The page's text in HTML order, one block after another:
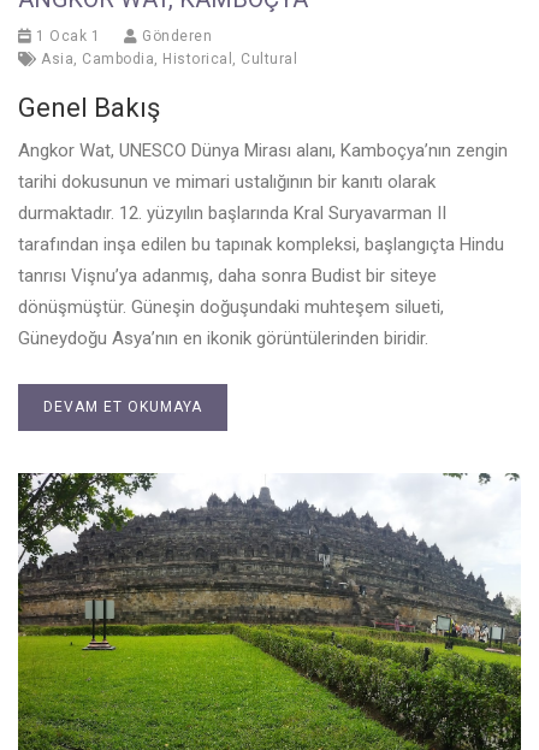
1 Ocak 1
Gönderen
Asia, Cambodia, Historical , Cultural
Genel Bakış
Angkor Wat, UNESCO Dünya Mirası alanı, Kamboçya’nın zengin
tarihi dokusunun ve mimari ustalığının bir kanıtı olarak
durmaktadır. 12. yüzyılın başlarında Kral Suryavarman II
tarafından inşa edilen bu tapınak kompleksi, başlangıçta Hindu
tanrısı Vişnu’ya adanmış, daha sonra Budist bir siteye
dönüşmüştür. Güneşin doğuşundaki muhteşem silueti,
Güneydoğu Asya’nın en ikonik görüntülerinden biridir.
DEVAM ET OKUMAYA